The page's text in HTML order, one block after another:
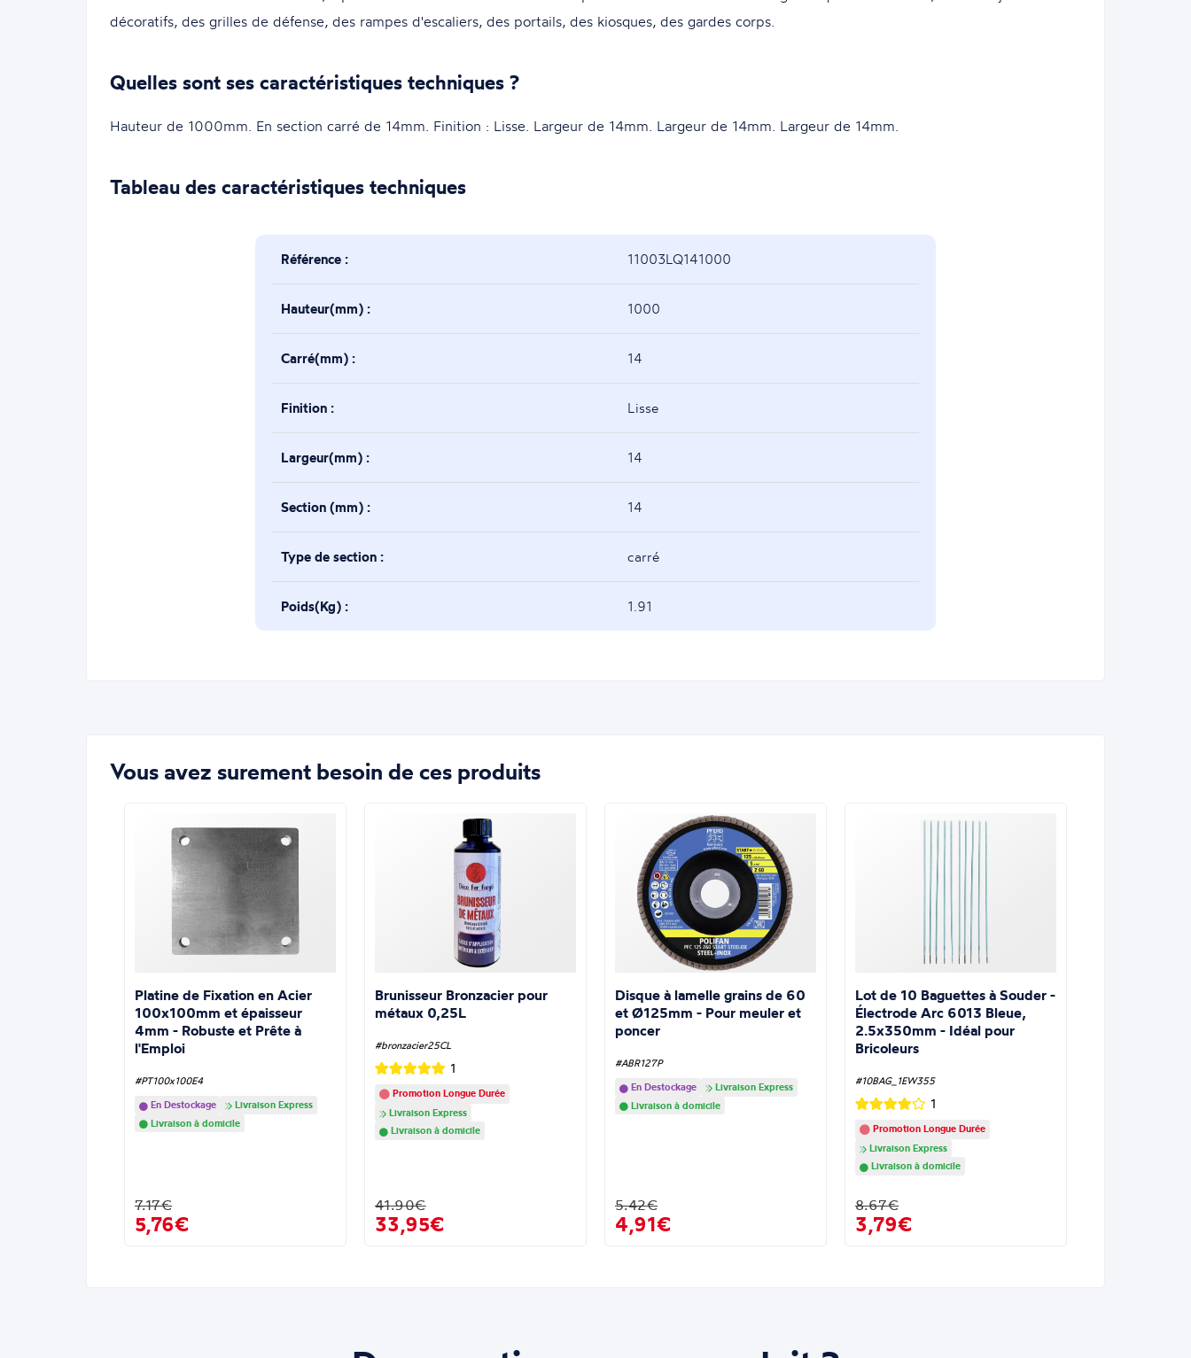
décoratifs, des grilles de défense, des rampes d'escaliers, des portails, des kiosques, des gardes corps.
Quelles sont ses caractéristiques techniques ?
Hauteur de 1000mm. En section carré de 14mm. Finition : Lisse. Largeur de 14mm. Largeur de 14mm. Largeur de 14mm.
Tableau des caractéristiques techniques
Référence : 11003LQ141000
Hauteur(mm) : 1000
Carré(mm) : 14
Finition : Lisse
Largeur(mm) : 14
Section (mm) : 14
Type de section : carré
Poids(Kg) : 1.91
Vous avez surement besoin de ces produits
Platine de Fixation en Acier
100x100mm et épaisseur
4mm - Robuste et Prête à
l'Emploi
#PT100x100E4
En Destockage
Livraison Express
Livraison à domicile
7.17€
5,76€
Brunisseur Bronzacier pour
métaux 0,25L
#bronzacier25CL
1
Promotion Longue Durée
Livraison Express
Livraison à domicile
41.90€
33,95€
Disque à lamelle grains de 60
et Ø125mm - Pour meuler et
poncer
#ABR127P
En Destockage
Livraison Express
Livraison à domicile
5.42€
4,91€
Lot de 10 Baguettes à Souder -
Électrode Arc 6013 Bleue,
2.5x350mm - Idéal pour
Bricoleurs
#10BAG_1EW355
1
Promotion Longue Durée
Livraison Express
Livraison à domicile
8.67€
3,79€